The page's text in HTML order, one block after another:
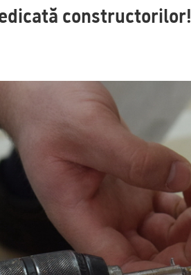
constructorilor!